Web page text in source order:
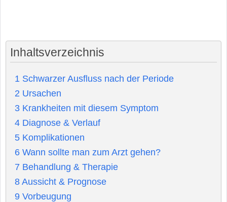
Inhaltsverzeichnis
1 Schwarzer Ausfluss nach der Periode
2 Ursachen
3 Krankheiten mit diesem Symptom
4 Diagnose & Verlauf
5 Komplikationen
6 Wann sollte man zum Arzt gehen?
7 Behandlung & Therapie
8 Aussicht & Prognose
9 Vorbeugung